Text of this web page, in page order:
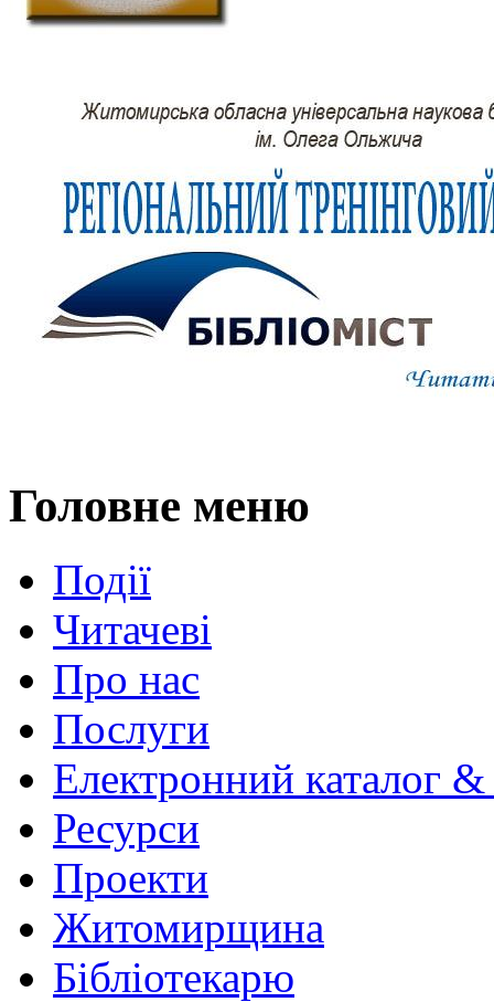
Головне меню
Події
Читачеві
Про нас
Послуги
Електронний каталог
Ресурси
Проекти
Житомирщина
Бібліотекарю